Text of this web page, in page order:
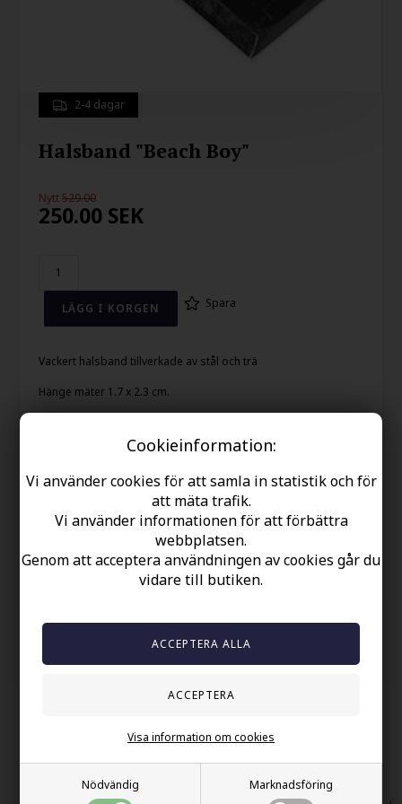
Cookieinformation:
Vi använder cookies för att samla in statistik och för
att mäta trafik.
Vi använder informationen för att förbättra
webbplatsen.
Genom att acceptera användningen av cookies går du
vidare till butiken.
Nödvändig Marknadsföring
Visa information om cookies
2-4 dagar
Halsband "Beach Boy"
Nytt529.00
250.00 SEK
Spara
Vackert halsband tillverkade av stål och trä
Hänge mäter 1.7 x 2.3 cm.
Din säkerhet
Gratis frakt over kr. 449 SEK
Snabb leverans
60 dager byta och returret
Andra köpte också